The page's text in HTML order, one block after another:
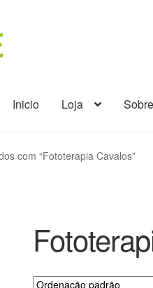
Inicio Loja
com “Fototerapia Cavalos”